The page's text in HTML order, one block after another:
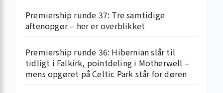
Premiership runde 37: Tre samtidige
aftenopgør – her er overblikket
Premiership runde 36: Hibernian slår til
tidligt i Falkirk, pointdeling i Motherwell –
mens opgøret på Celtic Park står for døren